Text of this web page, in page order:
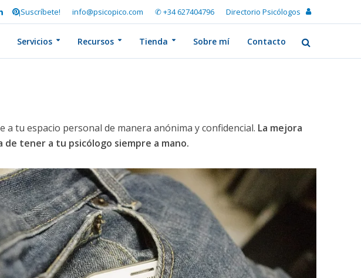
¡Suscríbete! info@psicopico.com ✆ +34 627404796 Directorio Psicólogos
Servicios Recursos Tienda Sobre mí Contacto
a tu espacio personal de manera anónima y confidencial. La mejora
de tener a tu psicólogo siempre a mano.